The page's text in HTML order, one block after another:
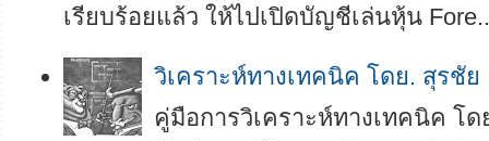
เรียบร้อยแล้ว ให้ไปเปิดบัญชีเล่นหุ้น
­­วิเคราะห์ทางเทคนิค โดย. สุรชัย
คู่มือการวิเคราะห์ทางเทคนิค โ